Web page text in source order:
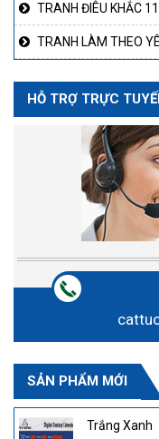
TRANH ĐIÊU KHẮC
TRANH LÀM THEO
HỖ TRỢ TRỰC
SẢN PHẨM MỚI
Trắng Xanh